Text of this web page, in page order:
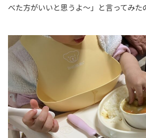
べた方がいいと思うよ〜」と言ってみた